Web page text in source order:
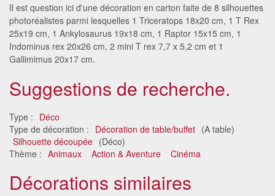
Il est question ici d'une décoration en carton faite de 8 silhouettes
photoréalistes parmi lesquelles 1 Triceratops 18x20 cm, 1 T Rex
25x19 cm, 1 Ankylosaurus 19x18 cm, 1 Raptor 15x15 cm, 1
Indominus rex 20x26 cm, 2 mini T rex 7,7 x 5,2 cm et 1
Gallimimus 20x17 cm.
Suggestions de recherche.
Type : Déco
Type de décoration : Décoration de table/buffet (A table)
Silhouette découpée (Déco)
Thème : Animaux Action & Aventure Cinéma
Décorations similaires